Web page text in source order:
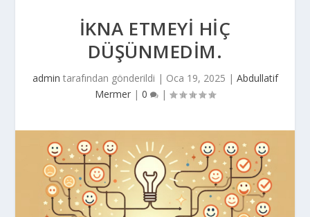
IKNA ETMEYI HIÇ
DÜŞÜNMEDIM.
admin tarafından gönderildi | Oca 19, 2025 | Abdullatif
Mermer | 0 |